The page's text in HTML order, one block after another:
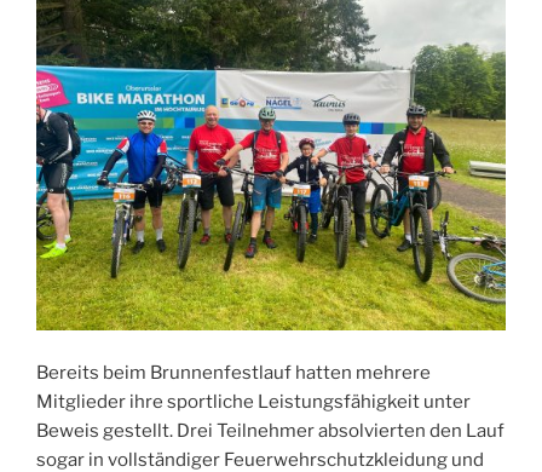
Bereits beim Brunnenfestlauf hatten mehrere
Mitglieder ihre sportliche Leistungsfähigkeit unter
Beweis gestellt. Drei Teilnehmer absolvierten den Lauf
sogar in vollständiger Feuerwehrschutzkleidung und